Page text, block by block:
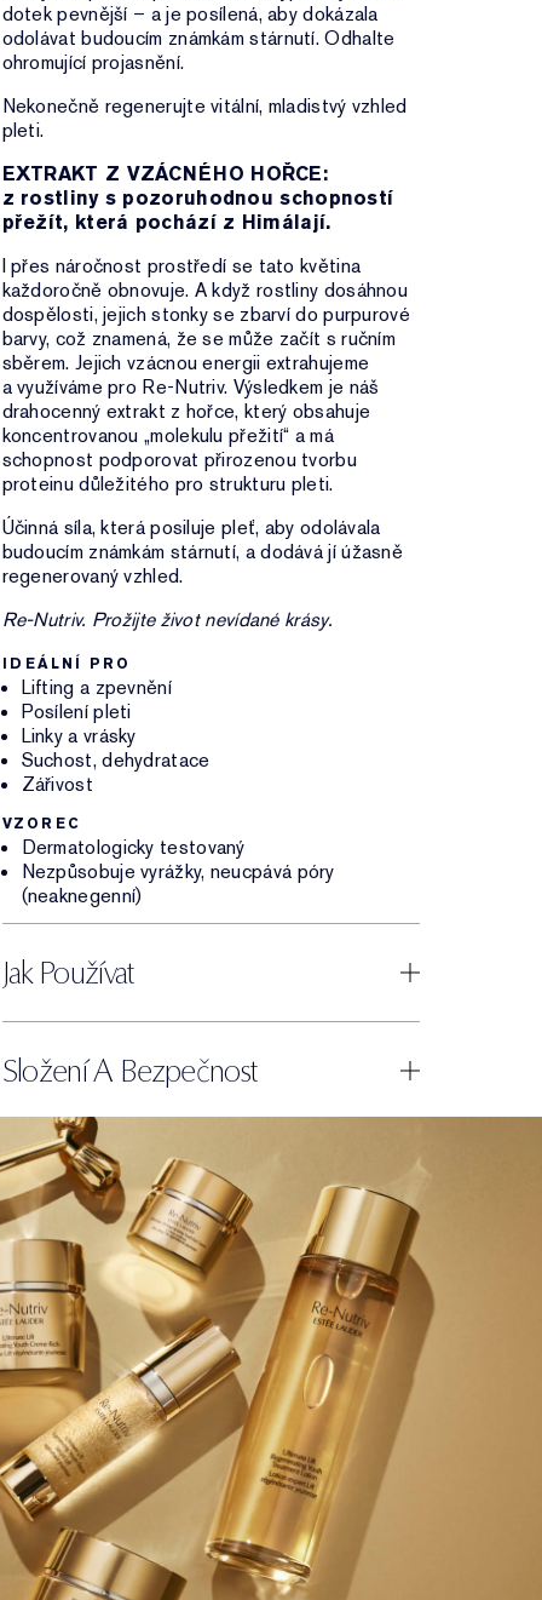
dotek pevnější – a je posílená, aby dokázala
odolávat budoucím známkám stárnutí. Odhalte
ohromující projasnění.
Nekonečně regenerujte vitální, mladistvý vzhled
pleti.
EXTRAKT Z VZÁCNÉHO HOŘCE:
z rostliny s pozoruhodnou schopností
přežít, která pochází z Himálají.
I přes náročnost prostředí se tato květina
každoročně obnovuje. A když rostliny dosáhnou
dospělosti, jejich stonky se zbarví do purpurové
barvy, což znamená, že se může začít s ručním
sběrem. Jejich vzácnou energii extrahujeme
a využíváme pro Re-Nutriv. Výsledkem je náš
drahocenný extrakt z hořce, který obsahuje
koncentrovanou „molekulu přežití“ a má
schopnost podporovat přirozenou tvorbu
proteinu důležitého pro strukturu pleti.
Účinná síla, která posiluje pleť, aby odolávala
budoucím známkám stárnutí, a dodává jí úžasně
regenerovaný vzhled.
Re-Nutriv. Prožijte život nevídané krásy.
IDEÁLNÍ PRO
Lifting a zpevnění
Posílení pleti
Linky a vrásky
Suchost, dehydratace
Zářivost
VZOREC
Dermatologicky testovaný
Nezpůsobuje vyrážky, neucpává póry
(neaknegenní)
Jak Používat
Složení A Bezpečnost